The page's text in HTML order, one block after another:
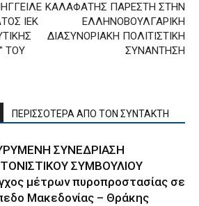
ΙΕΚ
ΤΟΥ
ΚΑΛΑΦΑΤΗΣ ΠΑΡΕΣΤΗ ΣΤΗΝ
ΕΛΛΗΝΟΒΟΥΛΓΑΡΙΚΗ
ΔΙΑΣΥΝΟΡΙΑΚΗ ΠΟΛΙΤΙΣΤΙΚΗ
ΣΥΝΑΝΤΗΣΗ
ΠΕΡΙΣΣΟΤΕΡΑ ΑΠΟ ΤΟΝ ΣΥΝΤΑΚΤΗ
ΣΥΝΕΔΡΙΑΣΗ
ΣΥΜΒΟΥΛΙΟΥ
μέτρων πυροπροστασίας σε
Μακεδονίας – Θράκης